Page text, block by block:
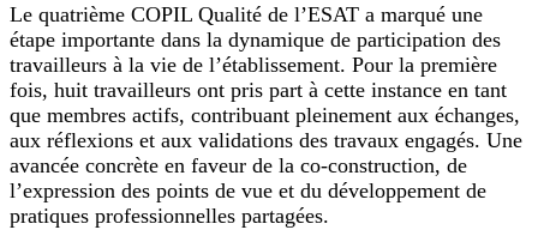
Le quatrième COPIL Qualité de l’ESAT a marqué une
étape importante dans la dynamique de participation des
travailleurs à la vie de l’établissement. Pour la première
fois, huit travailleurs ont pris part à cette instance en tant
que membres actifs, contribuant pleinement aux échanges,
aux réflexions et aux validations des travaux engagés. Une
avancée concrète en faveur de la co-construction, de
l’expression des points de vue et du développement de
pratiques professionnelles partagées.